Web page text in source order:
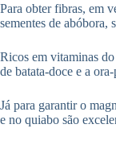
Para obter fibras, em
sementes de abóbora,
Ricos em vitaminas
de batata-doce e a
Já para garantir o
e no quiabo são